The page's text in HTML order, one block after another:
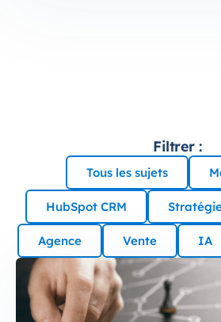
Filtrer :
Tous les sujets
HubSpot CRM
Agence Vente IA